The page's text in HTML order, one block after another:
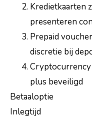
Kredietkaarten
presenteren
Prepaid
discretie bij
Cryptocurrency
plus beveiligd
Betaaloptie
Inlegtijd